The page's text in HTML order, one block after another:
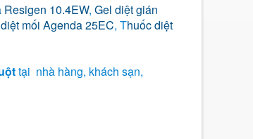
Resigen 10.4EW, Gel diệt gián
mối Agenda 25EC, Thuốc diệt
tại nhà hàng, khách sạn,